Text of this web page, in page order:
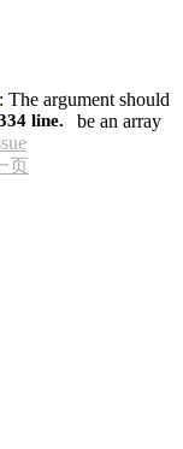
The argument should
be an array
line.
页